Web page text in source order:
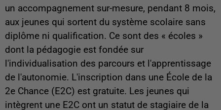
un accompagnement sur-mesure, pendant 8 mois,
aux jeunes qui sortent du système scolaire sans
diplôme ni qualification. Ce sont des « écoles »
dont la pédagogie est fondée sur
l'individualisation des parcours et l'apprentissage
de l'autonomie. L'inscription dans une École de la
2e Chance (E2C) est gratuite. Les jeunes qui
intègrent une E2C ont un statut de stagiaire de la